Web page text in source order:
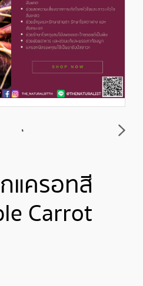
แครอทสี
Carrot